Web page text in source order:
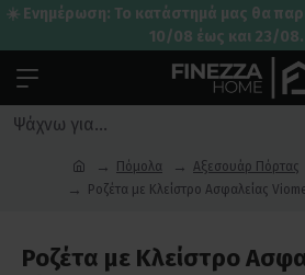
☀️ Ενημέρωση: Το κατάστημά μας θα
10/08 έως και 23/08.
Πόμολα Αξεσουάρ Πόρτας
Ροζέτα με Κλείστρο Ασφαλείας
Ροζέτα με Κλείστρο